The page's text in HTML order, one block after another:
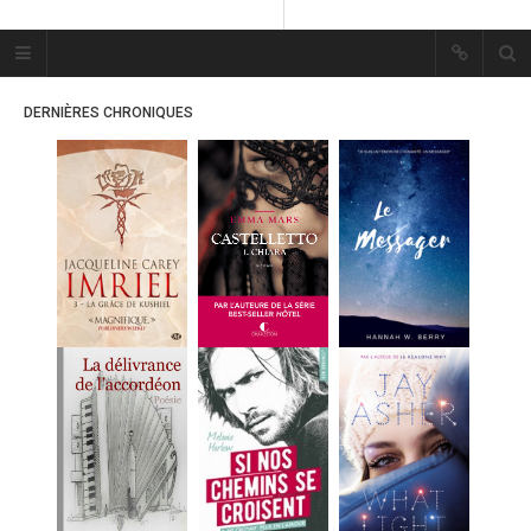
Plume Bleue
« Les mots sont les passants
« Les mots sont les passants
mystérieux de l’âme. »
ACCUEIL
LES PLUMES
MES FUTURES
LECTURES
MES CRITIQUES
MES ARTICLES
MARION
DERNIÈRES CHRONIQUES